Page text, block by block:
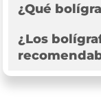
¿Qué
¿Los